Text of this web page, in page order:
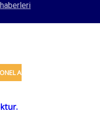
sonra serinleyecek!
haberleri